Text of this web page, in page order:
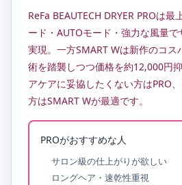
ReFa BEAUTECH DRYER PROは
ード・AUTOモード・強力な風量
実現。一方SMART Wは新作のコス
術を踏襲しつつ価格を約12,000円
アケアに妥協したくない方はPRO
方はSMART Wが最適です。
PROがおすすめな人
サロン級の仕上がりが欲しい
ロングヘア・速乾性重視